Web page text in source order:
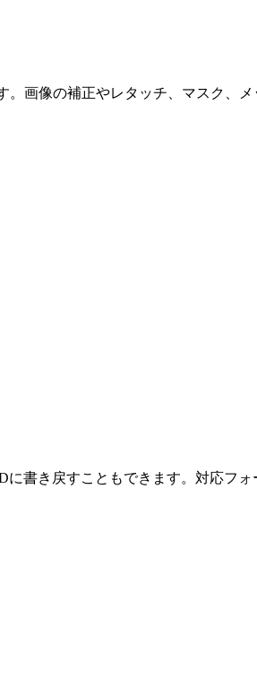
画像の補正やレタッチ、マスク、
書き戻すこともできます。対応フォ